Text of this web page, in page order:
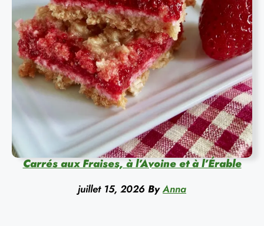
Carrés aux Fraises, à l’Avoine et à l’Érable
juillet 15, 2026 By Anna